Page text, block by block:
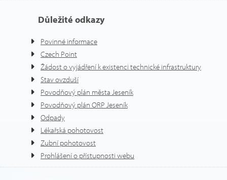
Důležité odkazy
Povinné informace
Czech Point
Žádost o vyjádření k existenci technické infrastruktury
Stav ovzduší
Povodňový plán města Jeseník
Povodňový plán ORP Jeseník
Odpady
Lékařská pohotovost
Zubní pohotovost
Prohlášení o přístupnosti webu